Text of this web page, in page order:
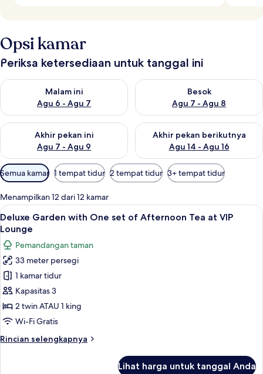
Opsi kamar
Periksa ketersediaan untuk tanggal ini
Malam ini
Agu 6 - Agu 7
Periksa ketersediaan untuk malam ini Agu 6 - Agu 7
Besok
Agu 7 - Agu 8
Periksa ketersediaan untuk
Akhir pekan ini
Agu 7 - Agu 9
Periksa ketersediaan untuk akhir pekan ini Agu 7 - Agu 9
Akhir pekan berikutnya
Agu 14 - Agu 16
Periksa ketersediaan untuk
Filter
tersedia
untuk
kamar
Semua kamar 1 tempat tidur 2 tempat tidur 3+ tempat tidur
Menampilkan 12 dari 12 kamar
Lihat
semua
foto
untuk
Deluxe
Garden
with
One
set
Afternoon
Deluxe Garden with One set of
5
Deluxe Garden with One set of Afternoon Tea at VIP
Lounge
Pemandangan taman
33 meter persegi
1 kamar tidur
Kapasitas 3
2 twin ATAU 1 king
Wi-Fi Gratis
Rincian selengkapnya
Rincian
Lihat harga untuk tanggal Anda